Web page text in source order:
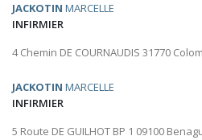
JACKOTIN MARCELLE
INFIRMIER
4 Chemin DE COURNAUDIS 31770
JACKOTIN MARCELLE
INFIRMIER
5 Route DE GUILHOT BP 1 09100